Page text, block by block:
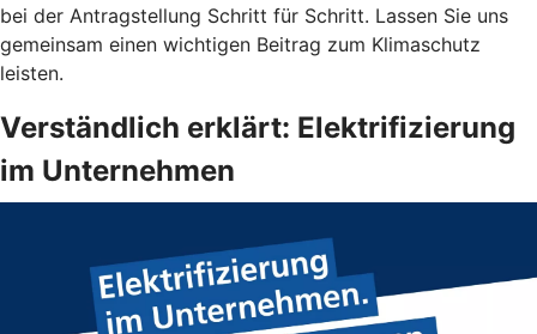
bei der Antragstellung Schritt für Schritt. Lassen Sie uns
gemeinsam einen wichtigen Beitrag zum Klimaschutz
leisten.
Verständlich erklärt: Elektrifizierung
im Unternehmen